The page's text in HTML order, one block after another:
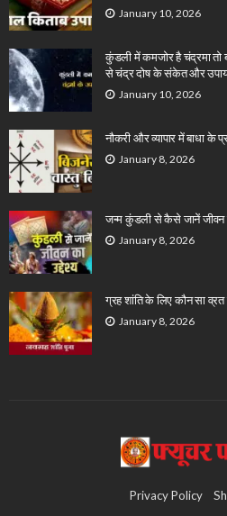
January 10, 2026
कुंडली में कमजोर है चंद्रमा तो
से चंद्र दोष के संकेत और
January 10, 2026
नौकरी और व्यापार में बाधा
January 8, 2026
जन्म कुंडली से कैसे जानें जीवन
January 8, 2026
ग्रह शांति के लिए कौन सा
January 8, 2026
Privacy Policy